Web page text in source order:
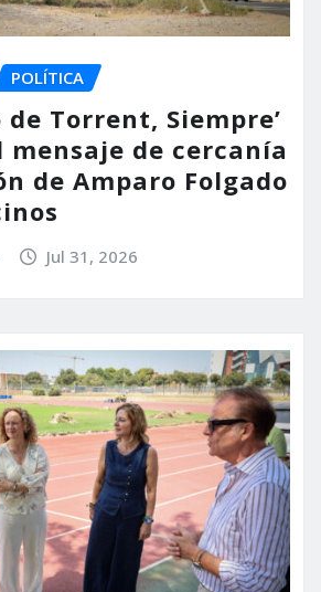
POLÍTICA
de Torrent, Siempre’
de cercanía
de Amparo Folgado
Jul 31, 2026